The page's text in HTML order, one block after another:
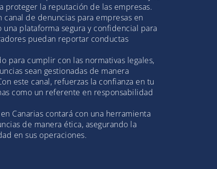
proteger la reputación de las empresas.
canal de denuncias para empresas en
una plataforma segura y confidencial para
puedan reportar conductas
para cumplir con las normativas legales,
sean gestionadas de manera
este canal, refuerzas la confianza en tu
como un referente en responsabilidad
Canarias contará con una herramienta
de manera ética, asegurando la
en sus operaciones.